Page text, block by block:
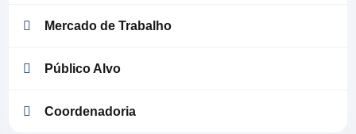
Mercado de Trabalho
Público Alvo
Coordenadoria